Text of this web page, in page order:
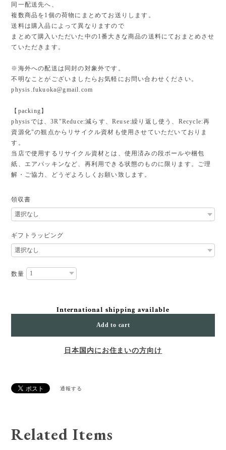
同一配送先へ、
複数商品を1個の荷物にまとめてお送りします。
送料は購入品によって異なりますので
まとめて購入いただいた中の1番大きな商品の送料にておまとめさせ
ていただきます。
※海外への配送は同封の対象外です。
不明なことがございましたらお気軽にお問い合わせください。
physis.fukuoka@gmail.com
【packing】
physisでは、3R"Reduce:減らす、Reuse:繰り返し使う、Recycle:再
資源化"の観点からリサイクル資材も使用させていただいておりま
す。
当店で使用するリサイクル資材とは、使用済みの段ボールや梱包
紙、エアパッキンなど、再利用できる状態のものに限ります。ご理
解・ご協力、どうぞよろしくお願い致します。
領収書
ギフトラッピング
数量
International shipping available
Add to cart
日本国内にお住まいの方向け
通報する
Related Items